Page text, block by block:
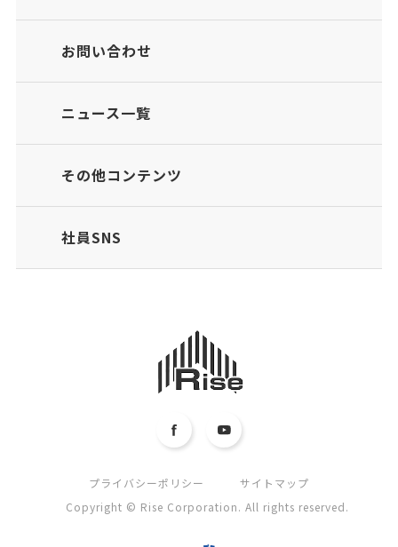
お問い合わせ
ニュース一覧
その他コンテンツ
社員SNS
プライバシーポリシー
サイトマップ
Copyright © Rise Corporation. All rights reserved.